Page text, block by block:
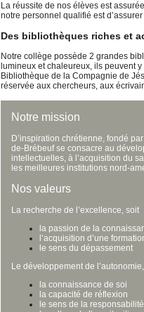
La réussite de nos élèves est
notre personnel qualifié est
Des bibliothèques riches et
Notre collège possède 2 grandes
lumineux et chaleureux, ils peuvent
Bibliothèque de la Compagnie de
réservée aux chercheurs, aux
Notre mission
D’inspiration chrétienne, fondé
de-Brébeuf se consacre au
intellectuelles, à l’acquisition du
les meilleures institutions nord-
Nos valeurs
La recherche de l’excellence, soit
la passion de la
l’acquisition d’une
le sens du dépassement
Le développement de
la connaissance de soi
la capacité de réflexion
le sens de la responsabilité